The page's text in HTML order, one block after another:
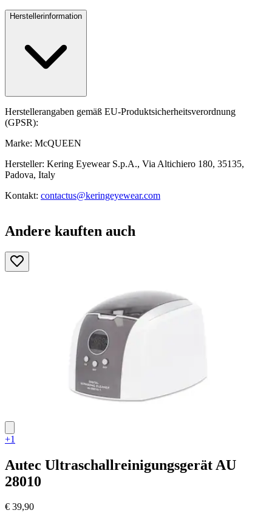
Herstellerinformation
Herstellerangaben gemäß EU-Produktsicherheitsverordnung
(GPSR):
Marke: McQUEEN
Hersteller: Kering Eyewear S.p.A., Via Altichiero 180, 35135,
Padova, Italy
Kontakt: contactus@keringeyewear.com
Andere kauften auch
+1
Autec Ultraschallreinigungsgerät AU
28010
€ 39,90